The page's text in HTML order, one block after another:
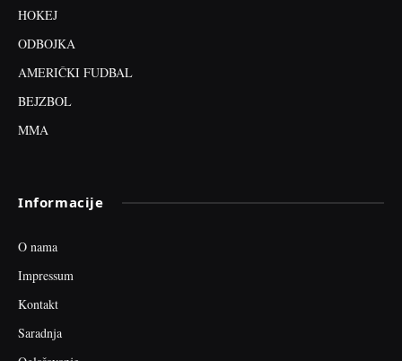
HOKEJ
ODBOJKA
AMERIČKI FUDBAL
BEJZBOL
MMA
Informacije
O nama
Impressum
Kontakt
Saradnja